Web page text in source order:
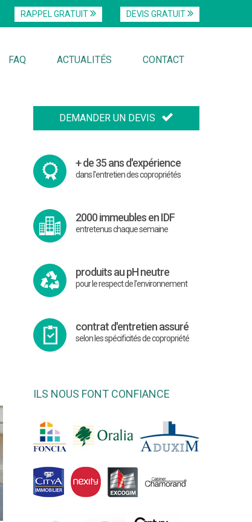
DEVIS GRATUIT
RAPPEL GRATUIT
FAQ ACTUALITÉS CONTACT
DEMANDER UN DEVIS
+ de 35 ans d'expérience
dans l'entretien des copropriétés
2000 immeubles en IDF
entretenus chaque semaine
produits au pH neutre
pour le respect de l'environnement
contrat d'entretien assuré
selon les spécificités de copropriété
ILS NOUS FONT CONFIANCE